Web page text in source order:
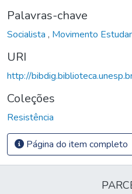
Palavras-chave
Socialista , Movimento
URI
http://
Coleções
Resistência
Página do item completo